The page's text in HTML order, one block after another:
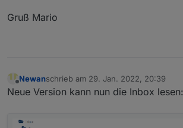
Gruß Mario
Offline
Newanschrieb am 29. Jan. 2022, 20:39
zuletzt editiert von
Neue Version kann nun die Inbox lesen: